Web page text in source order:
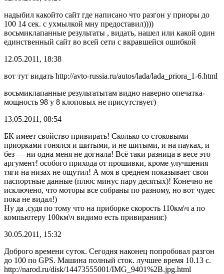
надыбил какойто сайт где написано что разгон у приоры до
100 14 сек. с ухмылкой мну предоставил))))
восьмиклапанные результаты , видать, нашел или какой один
единственный сайт во всей сети с вкравшейся ошибкой
12.05.2011, 18:38
вот тут видать http://avto-russia.ru/autos/lada/lada_priora_1-6.html
восьмиклапанные результатытам видно наверно опечатка-
мощность 98 у 8 клоповых не присутствует)
13.05.2011, 08:54
БК имеет свойство привирать! Сколько со стоковыми
приорками гонялся и шитыми, и не шитыми, и на пауках, и
без — ни одна меня не догнала! Всё таки разница в весе это
аргумент! особого прихода от прошивки, кроме улучшения
тяги на низах не ощутил! А моя в среднем показывает свои
паспортные данные (плюс минус пару десятых)! Конечно не
исключено, что моторы все собраны по разному, но вот чудес
пока не видал!)
Ну да ,судя по тому что на приборке скорость 110км\ч а по
компьютеру 100км\ч видимо есть привирания:)
30.05.2011, 15:32
Доброго времени суток. Сегодня наконец попробовал разгон
до 100 по GPS. Машина полный сток. лучшее время 10.13 с.
http://narod.ru/disk/14473555001/IMG_9401%2B.jpg.html